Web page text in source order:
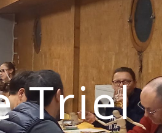
Triel